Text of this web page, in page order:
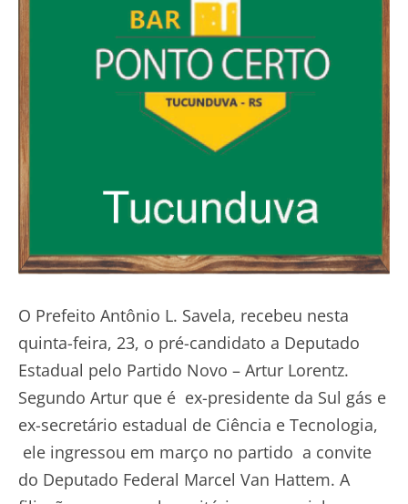
O Prefeito Antônio L. Savela, recebeu nesta
quinta-feira, 23, o pré-candidato a Deputado
Estadual pelo Partido Novo – Artur Lorentz.
Segundo Artur que é ex-presidente da Sul gás e
ex-secretário estadual de Ciência e Tecnologia,
ele ingressou em março no partido a convite
do Deputado Federal Marcel Van Hattem. A